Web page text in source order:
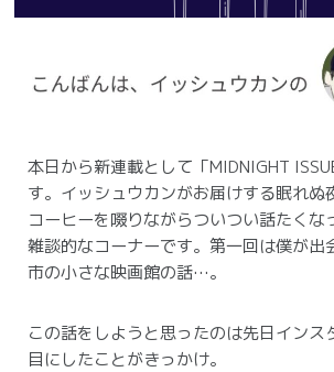
本日から新連載として「MIDNIGHT
す。 イッシュウカンがお届けする眠れぬ
コーヒーを啜りながらついつい話たくな
雑談的なコーナーです。第一回は僕が出
市の小さな映画館の話…。
この話をしようと思ったのは先日インス
目にしたことがきっかけ。